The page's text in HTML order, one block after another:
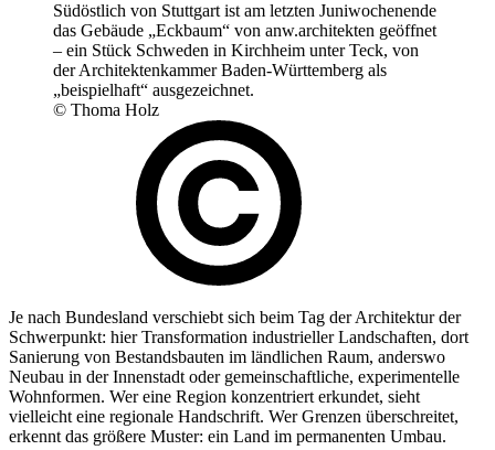
Südöstlich von Stuttgart ist am letzten Juniwochenende
das Gebäude „Eckbaum“ von anw.architekten geöffnet
– ein Stück Schweden in Kirchheim unter Teck, von
der Architektenkammer Baden-Württemberg als
„beispielhaft“ ausgezeichnet.
© Thoma Holz
Je nach Bundesland verschiebt sich beim Tag der Architektur der
Schwerpunkt: hier Transformation industrieller Landschaften, dort
Sanierung von Bestandsbauten im ländlichen Raum, anderswo
Neubau in der Innenstadt oder gemeinschaftliche, experimentelle
Wohnformen. Wer eine Region konzentriert erkundet, sieht
vielleicht eine regionale Handschrift. Wer Grenzen überschreitet,
erkennt das größere Muster: ein Land im permanenten Umbau.